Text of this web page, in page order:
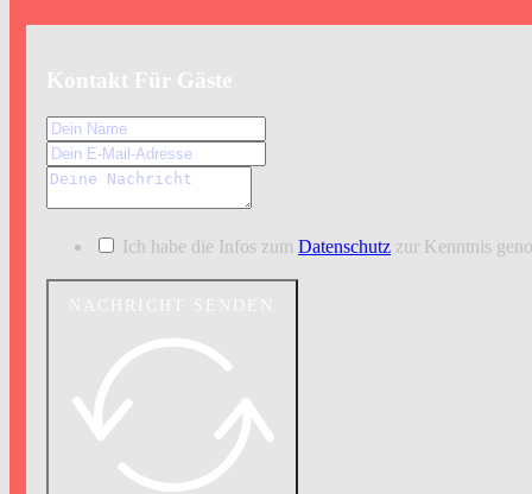
Kontakt Für Gäste
Ich habe die Infos zum Datenschutzzur Kenntnis
NACHRICHT SENDEN